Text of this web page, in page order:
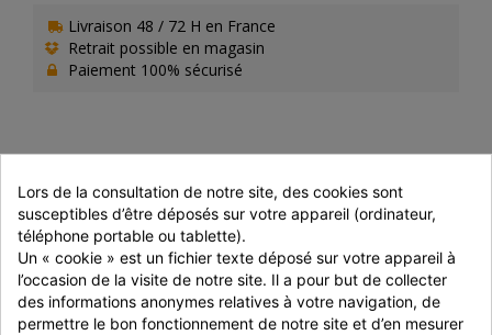
Livraison 48 / 72 H en France
Retrait possible en magasin
Paiement 100% sécurisé
PRÉPARATION
Préparer le produit en état surgelé.
A la friteuse : 170°C, 3 à 4 min.
Au four : 200°C, 12 à 14 min.
Lors de la consultation de notre site, des cookies sont
susceptibles d’être déposés sur votre appareil (ordinateur,
téléphone portable ou tablette).
Un « cookie » est un fichier texte déposé sur votre appareil à
l’occasion de la visite de notre site. Il a pour but de collecter
des informations anonymes relatives à votre navigation, de
permettre le bon fonctionnement de notre site et d’en mesurer